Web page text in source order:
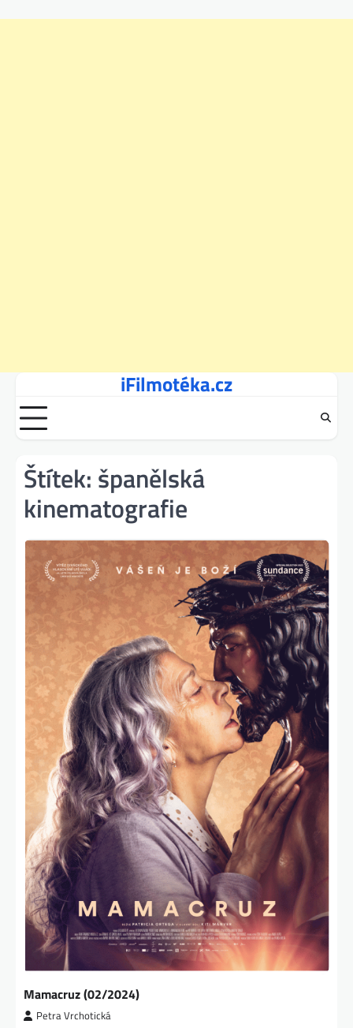
content
iFilmotéka.cz
Štítek: španělská
kinematografie
Mamacruz (02/2024)
Petra Vrchotická